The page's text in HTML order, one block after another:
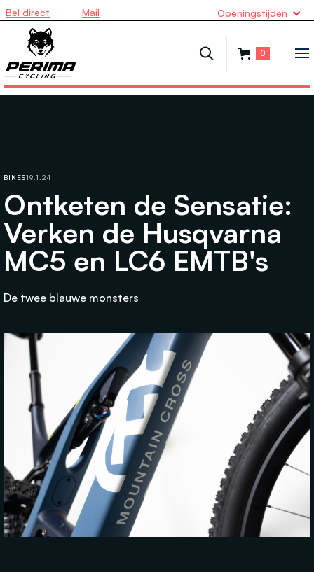
Bel direct Mail Openingstijden
0
BIKES19.1.24
Ontketen de Sensatie:
Verken de Husqvarna
MC5 en LC6 EMTB's
De twee blauwe monsters